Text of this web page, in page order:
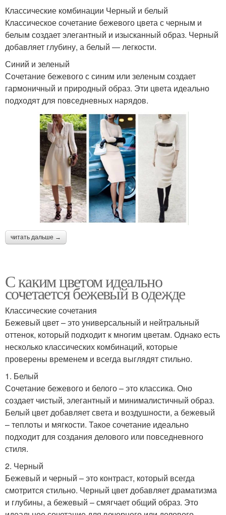
Классические комбинации Черный и белый
Классическое сочетание бежевого цвета с черным и
белым создает элегантный и изысканный образ. Черный
добавляет глубину, а белый — легкости.
Синий и зеленый
Сочетание бежевого с синим или зеленым создает
гармоничный и природный образ. Эти цвета идеально
подходят для повседневных нарядов.
читать дальше →
С каким цветом идеально
сочетается бежевый в одежде
Классические сочетания
Бежевый цвет – это универсальный и нейтральный
оттенок, который подходит к многим цветам. Однако есть
несколько классических комбинаций, которые
проверены временем и всегда выглядят стильно.
1. Белый
Сочетание бежевого и белого – это классика. Оно
создает чистый, элегантный и минималистичный образ.
Белый цвет добавляет света и воздушности, а бежевый
– теплоты и мягкости. Такое сочетание идеально
подходит для создания делового или повседневного
стиля.
2. Черный
Бежевый и черный – это контраст, который всегда
смотрится стильно. Черный цвет добавляет драматизма
и глубины, а бежевый – смягчает общий образ. Это